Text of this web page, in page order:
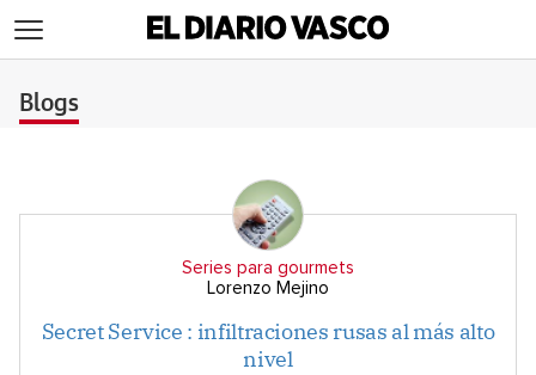
Blogs
Series para gourmets
Lorenzo Mejino
Secret Service : infiltraciones rusas al más alto
nivel